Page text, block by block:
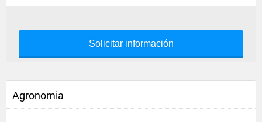
Solicitar información
Agronomia